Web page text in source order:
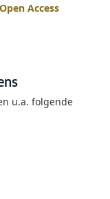
Access
u.a. folgende